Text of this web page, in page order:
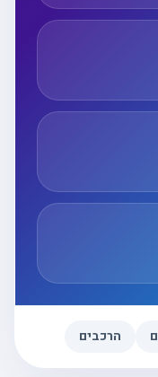
הרכבים